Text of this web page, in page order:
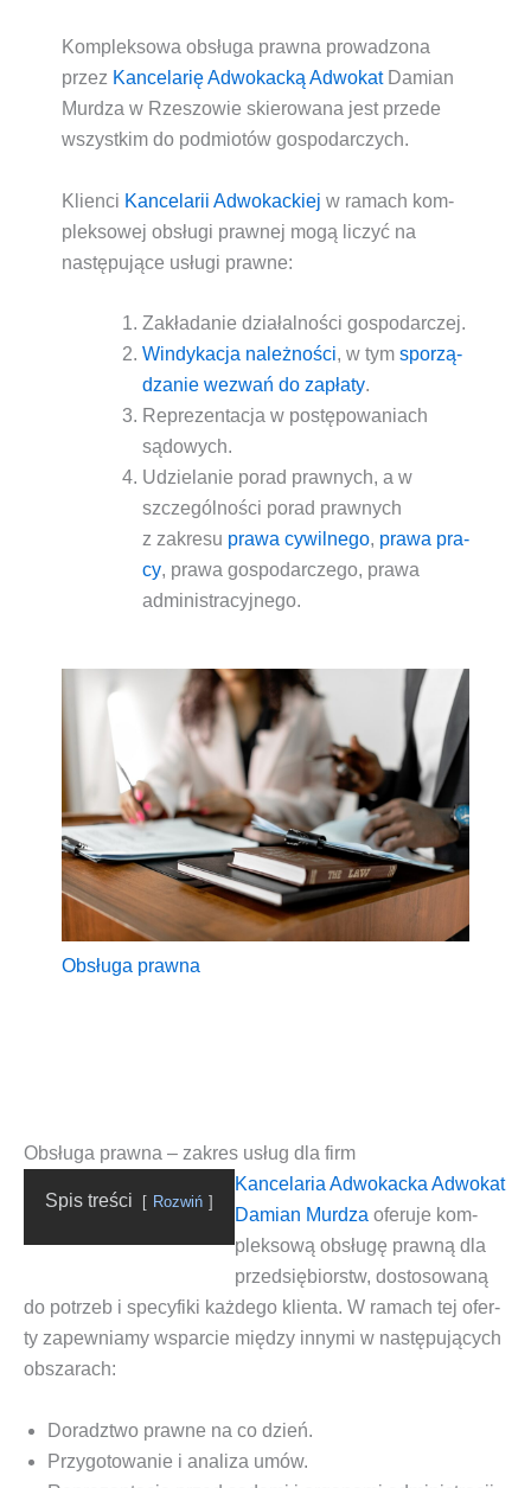
Kom­plek­so­wa obsłu­ga praw­na pro­wa­dzo­na
przez Kan­ce­la­rię Adwo­kac­ką Adwo­katDamian
Mur­dza w Rze­szo­wie skie­ro­wa­na jest przede
wszyst­kim do pod­mio­tów gospodarczych.
Klien­ci Kan­ce­la­rii Adwo­kac­kiej w ramach kom­
plek­so­wej obsłu­gi praw­nej mogą liczyć na
nastę­pu­ją­ce usłu­gi praw­ne:
Zakła­da­nie dzia­łal­no­ści gospo­dar­czej.
Win­dy­ka­cja należ­no­ści, w tym spo­rzą­
dza­nie wezwań do zapła­ty.
Repre­zen­ta­cja w postę­po­wa­niach
sądo­wych.
Udzie­la­nie porad praw­nych, a w
szcze­gól­no­ści porad praw­nych
z zakre­su pra­wa cywil­ne­go, pra­wa pra­
cy, pra­wa gospo­dar­cze­go, pra­wa
admi­ni­stra­cyj­ne­go.
Obsłu­ga prawna
Obsługa prawna – zakres usług dla firm
Spis tre­ści Roz­wiń
Kan­ce­la­ria Adwo­kac­ka Adwo­kat
Damian Mur­dza ofe­ru­je kom­
plek­so­wą obsłu­gę praw­ną dla
przed­się­biorstw, dosto­so­wa­ną
do potrzeb i spe­cy­fi­ki każ­de­go klien­ta. W ramach tej ofer­
ty zapew­nia­my wspar­cie mię­dzy inny­mi w nastę­pu­ją­cych
obszarach:
Doradz­two praw­ne na co dzień.
Przy­go­to­wa­nie i ana­li­za umów.